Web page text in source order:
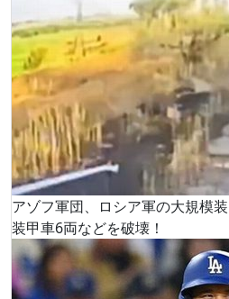
アゾフ軍団、ロシア軍の大規模
装甲車6両などを破壊！